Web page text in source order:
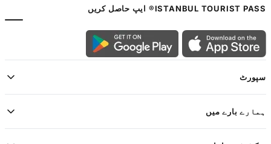
ISTANBUL TOURIST PASS® ایپ حاصل کریں
سپورٹ
ہمارے بارے میں